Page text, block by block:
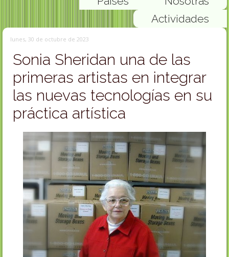
Actividades
lunes, 30 de octubre de 2023
Sonia Sheridan una de las
primeras artistas en integrar
las nuevas tecnologías en su
práctica artística